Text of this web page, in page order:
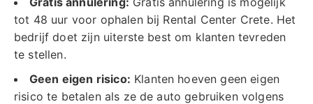
tot 48 uur voor ophalen bij Rental Center Crete. Het
bedrijf doet zijn uiterste best om klanten tevreden
te stellen.
Geen eigen risico: Klanten hoeven geen eigen
risico te betalen als ze de auto gebruiken volgens